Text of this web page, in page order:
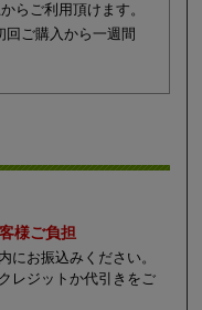
らご利用頂けます。
回ご購入から一週間
様ご負担
にお振込みください。
レジットか代引きをご